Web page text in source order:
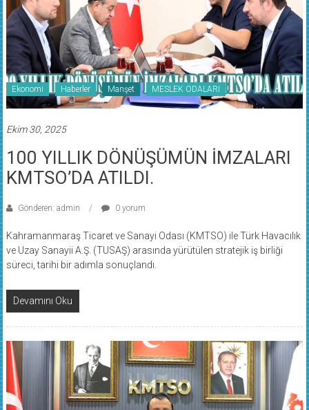
Ekonomi Haberler Manşet MESLEK ODALARI
100 YILLIK DÖNÜŞÜMÜN İMZALARI
KMTSO’DA ATILDI.
ve Uzay Sanayii A.Ş. (TUSAŞ) arasında yürütülen stratejik iş birliği
süreci, tarihi bir adımla sonuçlandı.
Devamını Oku